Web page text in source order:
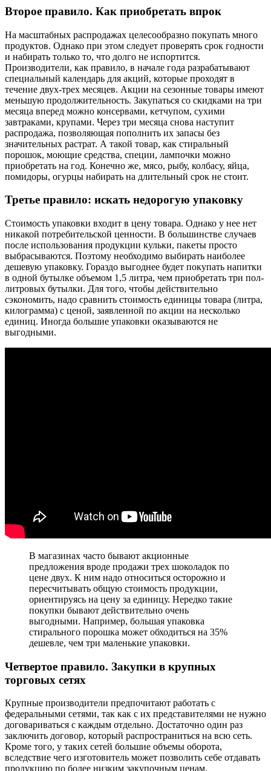
Второе правило. Как приобретать впрок
На масштабных распродажах целесообразно покупать много
продуктов. Однако при этом следует проверять срок годности
и набирать только то, что долго не испортится.
Производители, как правило, в начале года разрабатывают
специальный календарь для акций, которые проходят в
течение двух-трех месяцев. Акции на сезонные товары имеют
меньшую продолжительность. Закупаться со скидками на три
месяца вперед можно консервами, кетчупом, сухими
завтраками, крупами. Через три месяца снова наступит
распродажа, позволяющая пополнить их запасы без
значительных растрат. А такой товар, как стиральный
порошок, моющие средства, специи, лампочки можно
приобретать на год. Конечно же, мясо, рыбу, колбасу, яйца,
помидоры, огурцы набирать на длительный срок не стоит.
Третье правило: искать недорогую упаковку
Стоимость упаковки входит в цену товара. Однако у нее нет
никакой потребительской ценности. В большинстве случаев
после использования продукции кульки, пакеты просто
выбрасываются. Поэтому необходимо выбирать наиболее
дешевую упаковку. Гораздо выгоднее будет покупать напитки
в одной бутылке объемом 1,5 литра, чем приобретать три пол-
литровых бутылки. Для того, чтобы действительно
сэкономить, надо сравнить стоимость единицы товара (литра,
килограмма) с ценой, заявленной по акции на несколько
единиц. Иногда большие упаковки оказываются не
выгодными.
В магазинах часто бывают акционные
предложения вроде продажи трех шоколадок по
цене двух. К ним надо относиться осторожно и
пересчитывать общую стоимость продукции,
ориентируясь на цену за единицу. Нередко такие
покупки бывают действительно очень
выгодными. Например, большая упаковка
стирального порошка может обходиться на 35%
дешевле, чем три маленькие упаковки.
Четвертое правило. Закупки в крупных
торговых сетях
Крупные производители предпочитают работать с
федеральными сетями, так как с их представителями не нужно
договариваться с каждым отдельно. Достаточно один раз
заключить договор, который распространиться на всю сеть.
Кроме того, у таких сетей большие объемы оборота,
вследствие чего изготовитель может позволить себе отдавать
продукцию по более низким закупочным ценам.